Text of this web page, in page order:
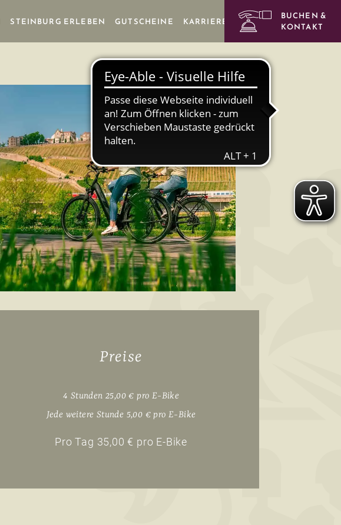
STEINBURG ERLEBEN GUTSCHEINE KARRIERE
BUCHEN &
KONTAKT
Preise
4 Stunden 25,00 € pro E-Bike
Jede weitere Stunde 5,00 € pro E-Bike
Pro Tag 35,00 € pro E-Bike